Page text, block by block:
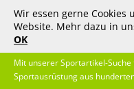
Wir essen gerne
Website. Mehr dazu in
OK
Mit unserer Sportartikel-
Sportausrüstung aus